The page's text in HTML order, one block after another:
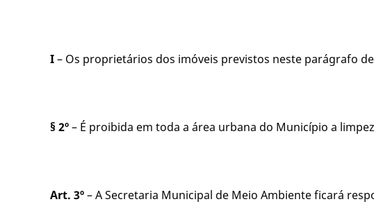
I– Os proprietários dos imóveis previstos neste parágrafo
§ 2º– É proibida em toda a área urbana do Município a
Art. 3º– A Secretaria Municipal de Meio Ambiente ficará